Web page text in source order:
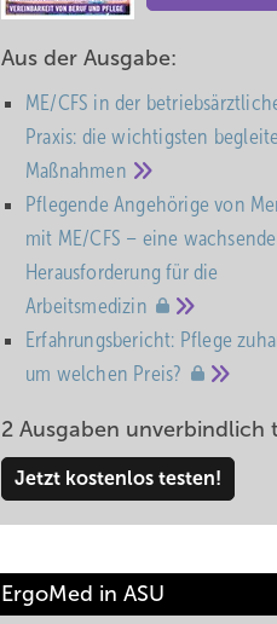
Aus der Ausgabe:
ME/CFS in der
Praxis: die wichtigsten
Maßnahmen
Pflegende Angehörige von
mit ME/CFS – eine wachsende
Heraus­forderung für die
Arbeitsmedizin
Erfahrungsbericht: Pflege
um welchen Preis?
2 Ausgaben unverbindlich
Jetzt kostenlos testen!
ErgoMed in ASU